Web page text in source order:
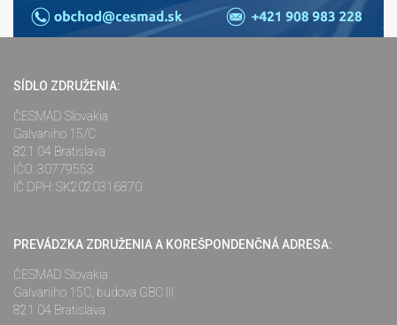
SÍDLO ZDRUŽENIA:
ČESMAD Slovakia
Galvaniho 15/C
821 04 Bratislava
IČO: 30779553
IČ DPH: SK2020316870
PREVÁDZKA ZDRUŽENIA A KOREŠPONDENČNÁ ADRESA:
ČESMAD Slovakia
Galvaniho 15C, budova GBC III
821 04 Bratislava